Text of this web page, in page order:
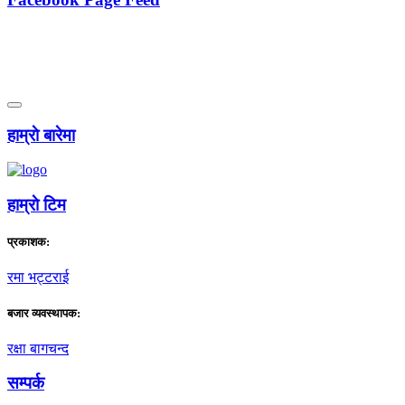
हाम्राे बारेमा
हाम्राे टिम
प्रकाशक:
रमा भट्टराई
बजार व्यवस्थापक:
रक्षा बागचन्द
सम्पर्क